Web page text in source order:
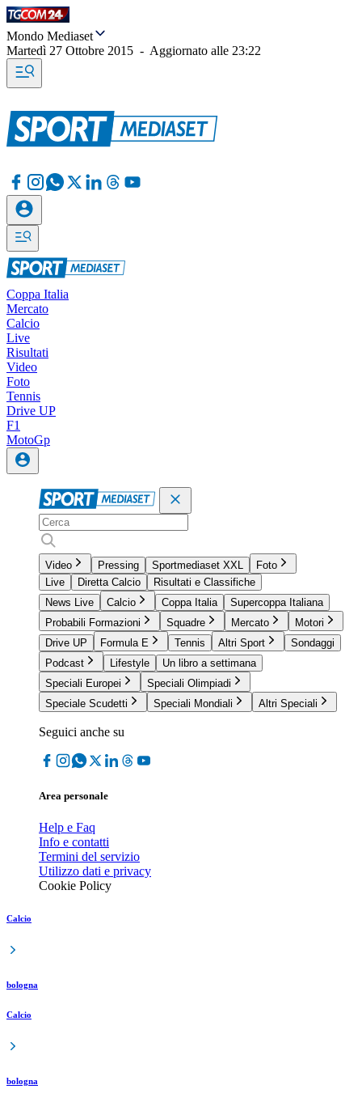
Mondo Mediaset
Martedì 27 Ottobre 2015 - Aggiornato alle 23:22
Coppa Italia
Mercato
Calcio
Live
Risultati
Video
Foto
Tennis
Drive UP
F1
MotoGp
Video Pressing Sportmediaset XXL
Foto
Live
Diretta Calcio
Risultati e Classifiche
News Live
Calcio Coppa Italia
Supercoppa Italiana
Probabili Formazioni
Squadre Mercato
Motori
Drive UP
Formula E Tennis Altri Sport
Sondaggi
Podcast
Lifestyle
Un libro a settimana
Speciali Europei
Speciali Olimpiadi
Speciale Scudetti
Speciali Mondiali Altri Speciali
Seguici anche su
Area personale
Help e Faq
Info e contatti
Termini del servizio
Utilizzo dati e privacy
Cookie Policy
Calcio
bologna
Calcio
bologna